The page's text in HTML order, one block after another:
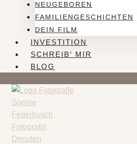
NEUGEBOREN
FAMILIENGESCHICHTEN
DEIN FILM
INVESTITION
SCHREIB‘ MIR
BLOG